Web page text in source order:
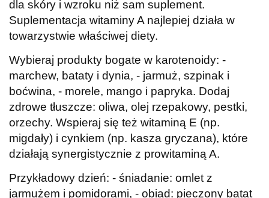
dla skóry i wzroku niż sam suplement.
Suplementacja witaminy A najlepiej działa w
towarzystwie właściwej diety.
Wybieraj produkty bogate w karotenoidy: -
marchew, bataty i dynia, - jarmuż, szpinak i
boćwina, - morele, mango i papryka. Dodaj
zdrowe tłuszcze: oliwa, olej rzepakowy, pestki,
orzechy. Wspieraj się też witaminą E (np.
migdały) i cynkiem (np. kasza gryczana), które
działają synergistycznie z prowitaminą A.
Przykładowy dzień: - śniadanie: omlet z
jarmużem i pomidorami, - obiad: pieczony batat